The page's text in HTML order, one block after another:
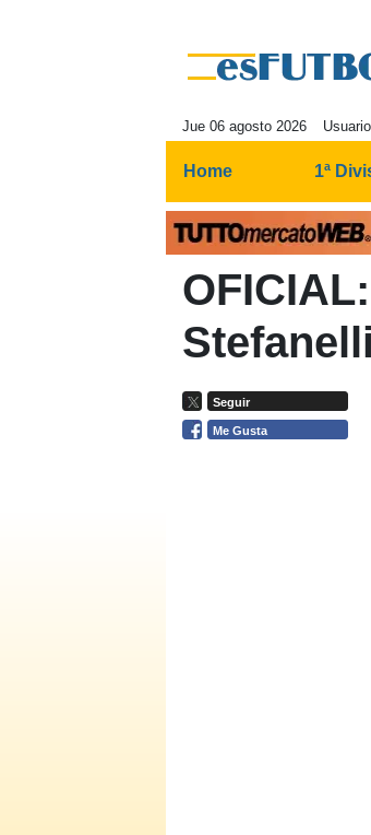
Jue 06 agosto 2026
Home 1ª
Seguir
Me Gusta